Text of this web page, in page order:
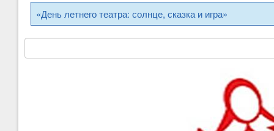
«День летнего театра: солнце, сказка и игра»